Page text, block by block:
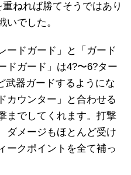
ねれば勝てそうではあり
いでした。
ードガード」と「ガード
ドガード」は4?〜6?ター
武器ガードするようにな
カウンター」と合わせる
までしてくれます。打撃
ダメージもほとんど受け
ークポイントを全て補っ